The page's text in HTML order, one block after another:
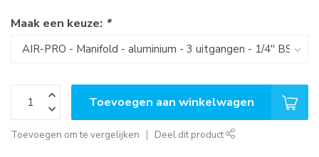
Maak een keuze: *
Toevoegen aan winkelwagen
Toevoegen om te vergelijken Deel dit product